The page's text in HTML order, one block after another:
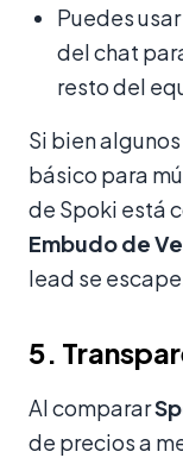
Puedes
del chat
resto del
Si bien
básico para
de Spoki está
Embudo de
lead se
5.
Al comparar
de precios a